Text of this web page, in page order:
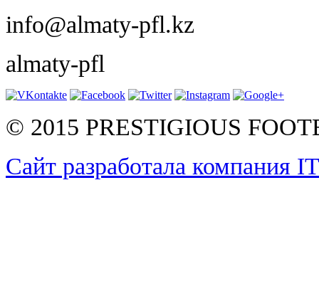
info@almaty-pfl.kz
almaty-pfl
© 2015 PRESTIGIOUS
Сайт разработала компания